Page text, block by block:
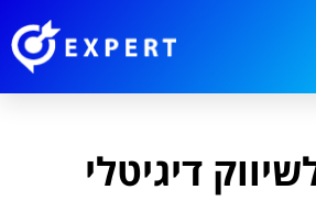
דיגיטלי